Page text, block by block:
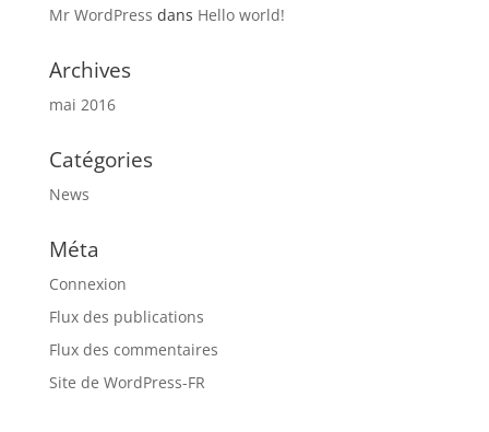
Mr WordPress dans Hello world!
Archives
mai 2016
Catégories
News
Méta
Connexion
Flux des publications
Flux des commentaires
Site de WordPress-FR